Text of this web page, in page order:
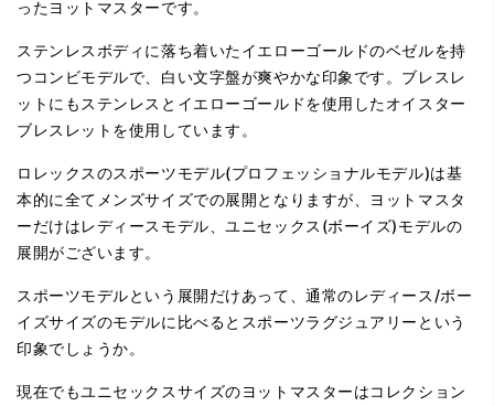
ったヨットマスターです。
ステンレスボディに落ち着いたイエローゴールドのベゼルを持
つコンビモデルで、白い文字盤が爽やかな印象です。ブレスレ
ットにもステンレスとイエローゴールドを使用したオイスター
ブレスレットを使用しています。
ロレックスのスポーツモデル(プロフェッショナルモデル)は基
本的に全てメンズサイズでの展開となりますが、ヨットマスタ
ーだけはレディースモデル、ユニセックス(ボーイズ)モデルの
展開がございます。
スポーツモデルという展開だけあって、通常のレディース/ボー
イズサイズのモデルに比べるとスポーツラグジュアリーという
印象でしょうか。
現在でもユニセックスサイズのヨットマスターはコレクション